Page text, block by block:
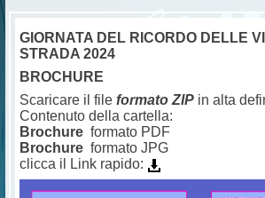
GIORNATA DEL RICORDO DELLE
STRADA 2024
BROCHURE
Scaricare il fileformato ZIPin alta
Contenuto della cartella:
Brochureformato PDF
Brochureformato JPG
clicca il Link rapido: